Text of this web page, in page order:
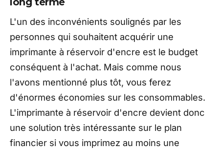
L'un des inconvénients soulignés par les
personnes qui souhaitent acquérir une
imprimante à réservoir d'encre est le budget
conséquent à l'achat. Mais comme nous
l'avons mentionné plus tôt, vous ferez
d'énormes économies sur les consommables.
L'imprimante à réservoir d'encre devient donc
une solution très intéressante sur le plan
financier si vous imprimez au moins une